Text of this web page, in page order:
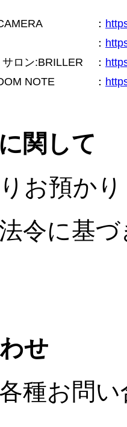
：
：
ロン:BRILLER
：
NOTE
：
関して
お預か
令に基
せ
種お問